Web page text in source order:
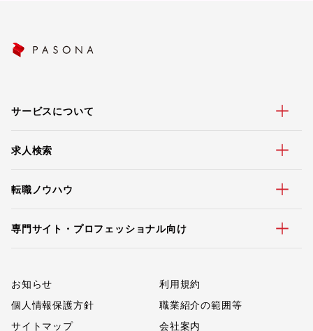
サービスについて
求人検索
転職ノウハウ
専門サイト・プロフェッショナル向け
お知らせ
利用規約
個人情報保護方針
職業紹介の範囲等
サイトマップ
会社案内